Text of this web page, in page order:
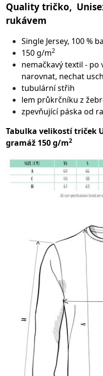
Quality tričko,
rukávem
Single Jersey, 100 %
150 g/m2
nemačkavý textil -
narovnat, nechat
tubulární střih
lem průkrčníku z
zpevňující páska od
Tabulka velikostí triček
gramáž 150 g/m2